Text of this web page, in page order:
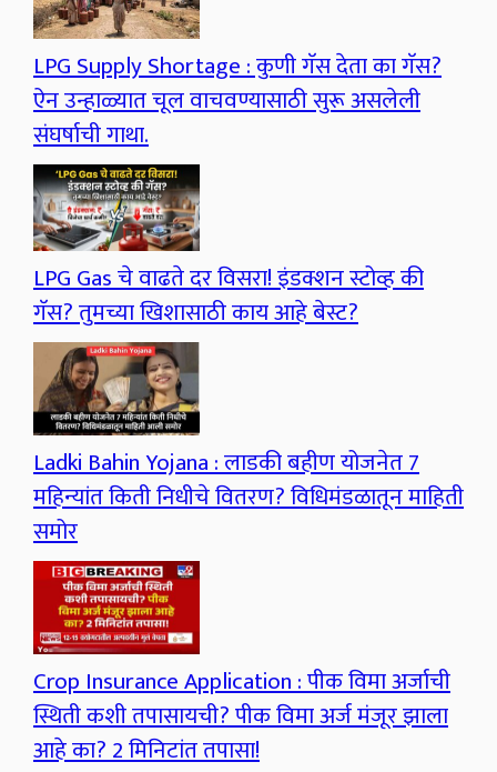
LPG Supply Shortage : कुणी गॅस देता का गॅस?
ऐन उन्हाळ्यात चूल वाचवण्यासाठी सुरू असलेली
संघर्षाची गाथा.
LPG Gas चे वाढते दर विसरा! इंडक्शन स्टोव्ह की
गॅस? तुमच्या खिशासाठी काय आहे बेस्ट?
Ladki Bahin Yojana : लाडकी बहीण योजनेत 7
महिन्यांत किती निधीचे वितरण? विधिमंडळातून माहिती
समोर
Crop Insurance Application : पीक विमा अर्जाची
स्थिती कशी तपासायची? पीक विमा अर्ज मंजूर झाला
आहे का? 2 मिनिटांत तपासा!